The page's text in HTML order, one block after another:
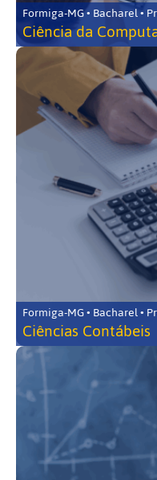
Formiga-MG • Bacharel •
Ciência da
Formiga-MG • Bacharel •
Ciências Contábeis